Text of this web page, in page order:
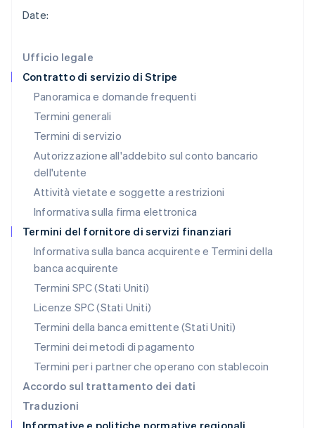
Ufficio legale
Contratto di servizio di Stripe
Panoramica e domande frequenti
Termini generali
Termini di servizio
Autorizzazione all'addebito sul conto bancario
dell'utente
Attività vietate e soggette a restrizioni
Informativa sulla firma elettronica
Termini del fornitore di servizi finanziari
Informativa sulla banca acquirente e Termini della
banca acquirente
Termini SPC (Stati Uniti)
Licenze SPC (Stati Uniti)
Termini della banca emittente (Stati Uniti)
Termini dei metodi di pagamento
Termini per i partner che operano con stablecoin
Accordo sul trattamento dei dati
Traduzioni
Informative e politiche normative regionali
Date:Lettonia
Deutsch English
Lituania
English
Lussemburgo
FrançaisDeutschEnglish
Malaysia
English 简体中文
Malta
English
Messico
Español English
Norvegia
English
English
Paesi Bassi
NederlandsEnglish
English
Portogallo
RAS di Hong Kong, Cina
English 简体中文
Regno Unito
Repubblica Ceca
English